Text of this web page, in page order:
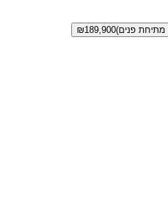
₪189,900